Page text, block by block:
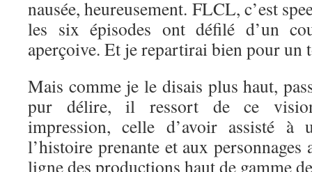
nausée, heureusement. FLCL, c’est
les six épisodes ont défilé d’un
aperçoive. Et je repartirai bien pour un
Mais comme je le disais plus haut,
pur délire, il ressort de ce
impression, celle d’avoir assisté à
l’histoire prenante et aux personnages
ligne des productions haut de gamme